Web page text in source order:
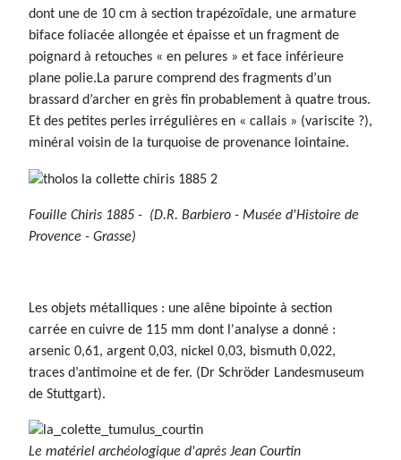
dont une de 10 cm à section trapézoïdale, une armature
biface foliacée allongée et épaisse et un fragment de
poignard à retouches « en pelures » et face inférieure
plane polie.La parure comprend des fragments d’un
brassard d’archer en grès fin probablement à quatre trous.
Et des petites perles irrégulières en « callais » (variscite ?),
minéral voisin de la turquoise de provenance lointaine.
Fouille Chiris 1885 - (D.R. Barbiero - Musée d'Histoire de
Provence - Grasse)
Les objets métalliques : une alêne bipointe à section
carrée en cuivre de 115 mm dont l'analyse a donné :
arsenic 0,61, argent 0,03, nickel 0,03, bismuth 0,022,
traces d’antimoine et de fer. (Dr Schröder Landesmuseum
de Stuttgart).
Le matériel archéologique d'après Jean Courtin